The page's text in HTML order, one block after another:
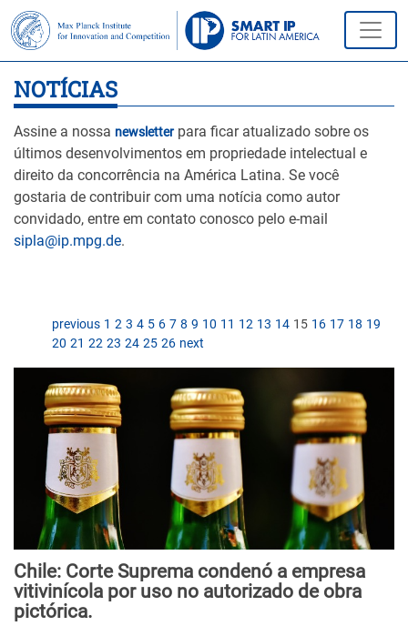
NOTÍCIAS
Assine a nossa newsletterpara ficar atualizado sobre os
últimos desenvolvimentos em propriedade intelectual e
direito da concorrência na América Latina. Se você
gostaria de contribuir com uma notícia como autor
convidado, entre em contato conosco pelo e-mail
sipla@ip.mpg.de.
previous 1 2 3 4 5 6 7 8 9 10 11 12 13 14 15 16 17 18 19
20 21 22 23 24 25 26 next
Chile: Corte Suprema condenó a empresa
vitivinícola por uso no autorizado de obra
pictórica.